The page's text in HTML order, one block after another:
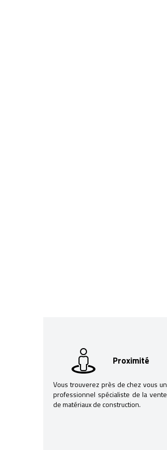
Proximité
Vous trouverez près de chez vous un
professionnel spécialiste de la vente
de matériaux de construction.